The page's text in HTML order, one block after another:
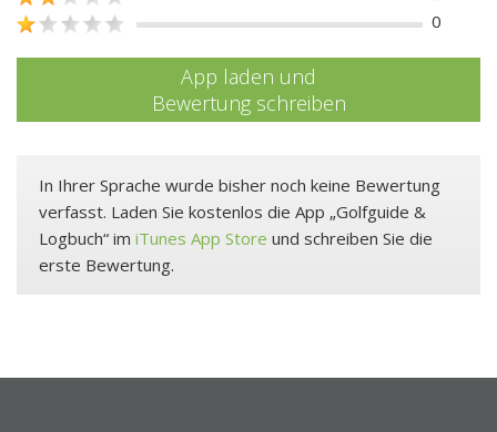
0
App laden und
Bewertung schreiben
In Ihrer Sprache wurde bisher noch keine Bewertung
verfasst. Laden Sie kostenlos die App „Golfguide &
Logbuch“ im iTunes App Store und schreiben Sie die
erste Bewertung.